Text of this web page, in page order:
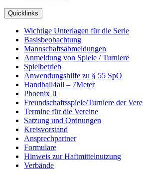
Quicklinks
Wichtige Unterlagen für die Serie
Basisbeobachtung
Mannschaftsabmeldungen
Anmeldung von Spiele / Turniere
Spielbetrieb
Anwendungshilfe zu § 55 SpO
Handball4all – 7Meter
Phoenix II
Freundschaftsspiele/Turniere der
Termine für die Vereine
Satzung und Ordnungen
Kreisvorstand
Ansprechpartner
Formulare
Hinweis zur Haftmittelnutzung
Verbände